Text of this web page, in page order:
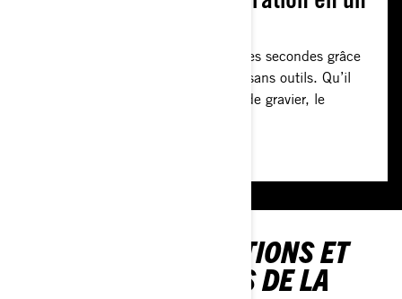
Changez vos accessoires en quelques secondes grâce
au système LinQ facile à utiliser et sans outils. Qu’il
s’agisse de routes goudronnées ou de gravier, le
DÉCOUVREZ LES OPTIONS ET
LES SPÉCIFICATIONS DE LA